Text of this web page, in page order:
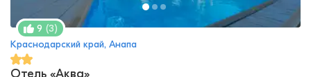
9 (3)
Краснодарский край, Анапа
Отель «Аква»